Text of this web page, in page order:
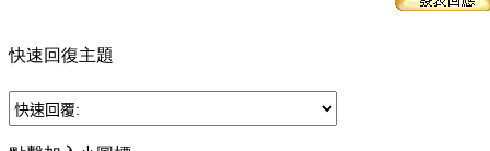
快速回復主題